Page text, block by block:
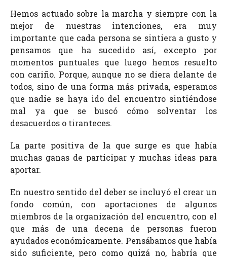
Hemos actuado sobre la marcha y siempre con la
mejor de nuestras intenciones, era muy
importante que cada persona se sintiera a gusto y
pensamos que ha sucedido así, excepto por
momentos puntuales que luego hemos resuelto
con cariño. Porque, aunque no se diera delante de
todos, sino de una forma más privada, esperamos
que nadie se haya ido del encuentro sintiéndose
mal ya que se buscó cómo solventar los
desacuerdos o tiranteces.
La parte positiva de la que surge es que había
muchas ganas de participar y muchas ideas para
aportar.
En nuestro sentido del deber se incluyó el crear un
fondo común, con aportaciones de algunos
miembros de la organización del encuentro, con el
que más de una decena de personas fueron
ayudados económicamente. Pensábamos que había
sido suficiente, pero como quizá no, habría que